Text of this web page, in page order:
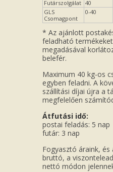
Futárszolgálat 40
GLS
Csomagpont
0-40
* Az ajánlott
feladható
megadásával
belefér.
Maximum 40 kg-os
egyben feladni. A
szállítási díjai újra a
megfelelően
Átfutási idő:
postai feladás: 5 nap
futár: 3 nap
Fogyasztó áraink, és
bruttó, a
nettó módon